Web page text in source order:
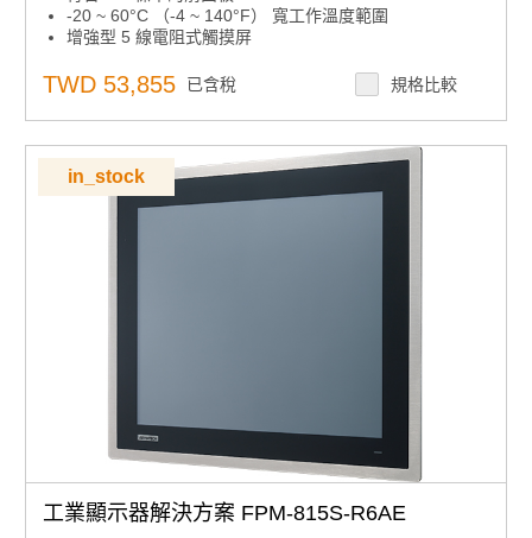
-20 ~ 60°C （-4 ~ 140°F） 寬工作溫度範圍
增強型 5 線電阻式觸摸屏
組合RS-232和USB介面，用於觸摸屏功能
支援 24 VDC 輸入和 100~240 VAC 輸入（可選交流適配
器）
OSD 控制板，前面板具有可鎖定功能
通過 UL CID2 危險環境認證
TWD 53,855 已含稅 規格比較
in_stock
工業顯示器解決方案 FPM-815S-R6AE